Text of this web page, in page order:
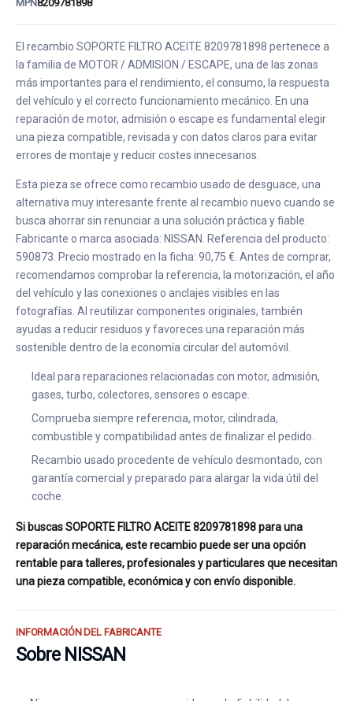
MPN8209781898
El recambio SOPORTE FILTRO ACEITE 8209781898 pertenece a
la familia de MOTOR / ADMISION / ESCAPE, una de las zonas
más importantes para el rendimiento, el consumo, la respuesta
del vehículo y el correcto funcionamiento mecánico. En una
reparación de motor, admisión o escape es fundamental elegir
una pieza compatible, revisada y con datos claros para evitar
errores de montaje y reducir costes innecesarios.
Esta pieza se ofrece como recambio usado de desguace, una
alternativa muy interesante frente al recambio nuevo cuando se
busca ahorrar sin renunciar a una solución práctica y fiable.
Fabricante o marca asociada: NISSAN. Referencia del producto:
590873. Precio mostrado en la ficha: 90,75 €. Antes de comprar,
recomendamos comprobar la referencia, la motorización, el año
del vehículo y las conexiones o anclajes visibles en las
fotografías. Al reutilizar componentes originales, también
ayudas a reducir residuos y favoreces una reparación más
sostenible dentro de la economía circular del automóvil.
Ideal para reparaciones relacionadas con motor, admisión,
gases, turbo, colectores, sensores o escape.
Comprueba siempre referencia, motor, cilindrada,
combustible y compatibilidad antes de finalizar el pedido.
Recambio usado procedente de vehículo desmontado, con
garantía comercial y preparado para alargar la vida útil del
coche.
Si buscas SOPORTE FILTRO ACEITE 8209781898 para una
reparación mecánica, este recambio puede ser una opción
rentable para talleres, profesionales y particulares que necesitan
una pieza compatible, económica y con envío disponible.
INFORMACIÓN DEL FABRICANTE
Sobre NISSAN